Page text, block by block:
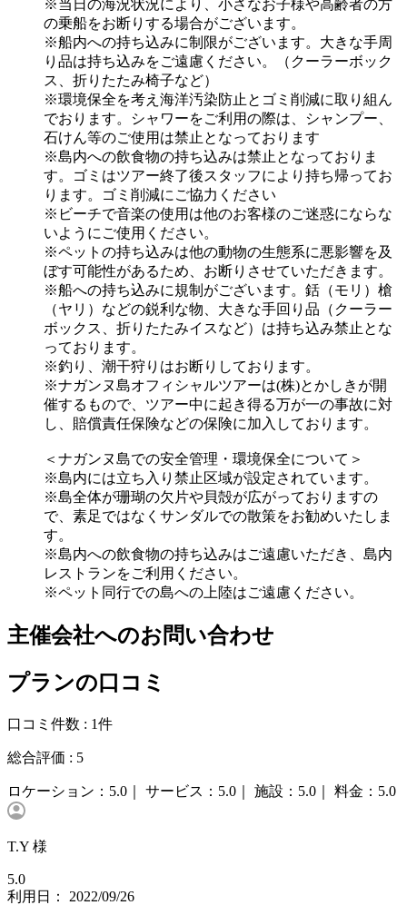
※当日の海況状況により、小さなお子様や高齢者の方
の乗船をお断りする場合がございます。
※船内への持ち込みに制限がございます。大きな手周
り品は持ち込みをご遠慮ください。（クーラーボック
ス、折りたたみ椅子など）
※環境保全を考え海洋汚染防止とゴミ削減に取り組ん
でおります。シャワーをご利用の際は、シャンプー、
石けん等のご使用は禁止となっております
※島内への飲食物の持ち込みは禁止となっておりま
す。ゴミはツアー終了後スタッフにより持ち帰ってお
ります。ゴミ削減にご協力ください
※ビーチで音楽の使用は他のお客様のご迷惑にならな
いようにご使用ください。
※ペットの持ち込みは他の動物の生態系に悪影響を及
ぼす可能性があるため、お断りさせていただきます。
※船への持ち込みに規制がございます。銛（モリ）槍
（ヤリ）などの鋭利な物、大きな手回り品（クーラー
ボックス、折りたたみイスなど）は持ち込み禁止とな
っております。
※釣り、潮干狩りはお断りしております。
※ナガンヌ島オフィシャルツアーは(株)とかしきが開
催するもので、ツアー中に起き得る万が一の事故に対
し、賠償責任保険などの保険に加入しております。
＜ナガンヌ島での安全管理・環境保全について＞
※島内には立ち入り禁止区域が設定されています。
※島全体が珊瑚の欠片や貝殻が広がっておりますの
で、素足ではなくサンダルでの散策をお勧めいたしま
す。
※島内への飲食物の持ち込みはご遠慮いただき、島内
レストランをご利用ください。
※ペット同行での島への上陸はご遠慮ください。
主催会社へのお問い合わせ
プランの口コミ
口コミ件数 : 1件
総合評価 : 5
ロケーション： 5.0｜ サービス： 5.0｜ 施設： 5.0｜ 料金： 5.0
T.Y 様
5.0
利用日： 2022/09/26